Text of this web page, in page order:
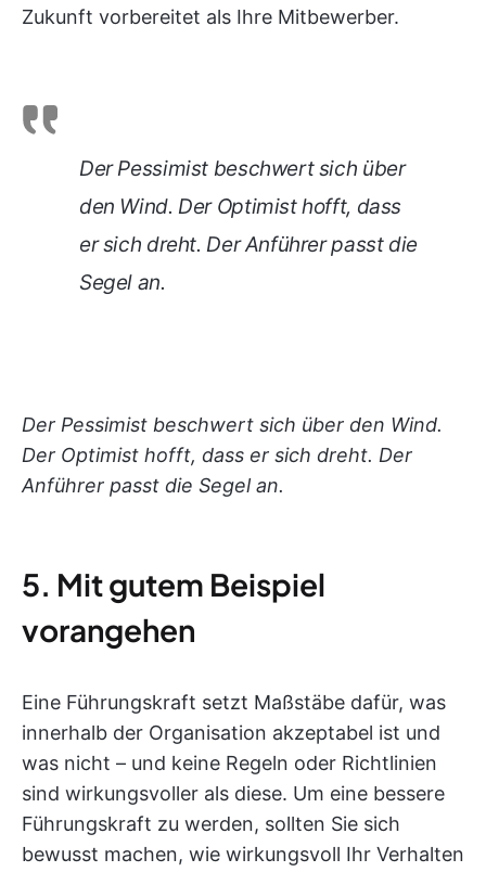
Zukunft vorbereitet als Ihre Mitbewerber.
Der Pessimist beschwert sich über
den Wind. Der Optimist hofft, dass
er sich dreht. Der Anführer passt die
Segel an.
Der Pessimist beschwert sich über den Wind.
Der Optimist hofft, dass er sich dreht. Der
Anführer passt die Segel an.
5. Mit gutem Beispiel
vorangehen
Eine Führungskraft setzt Maßstäbe dafür, was
innerhalb der Organisation akzeptabel ist und
was nicht – und keine Regeln oder Richtlinien
sind wirkungsvoller als diese. Um eine bessere
Führungskraft zu werden, sollten Sie sich
bewusst machen, wie wirkungsvoll Ihr Verhalten